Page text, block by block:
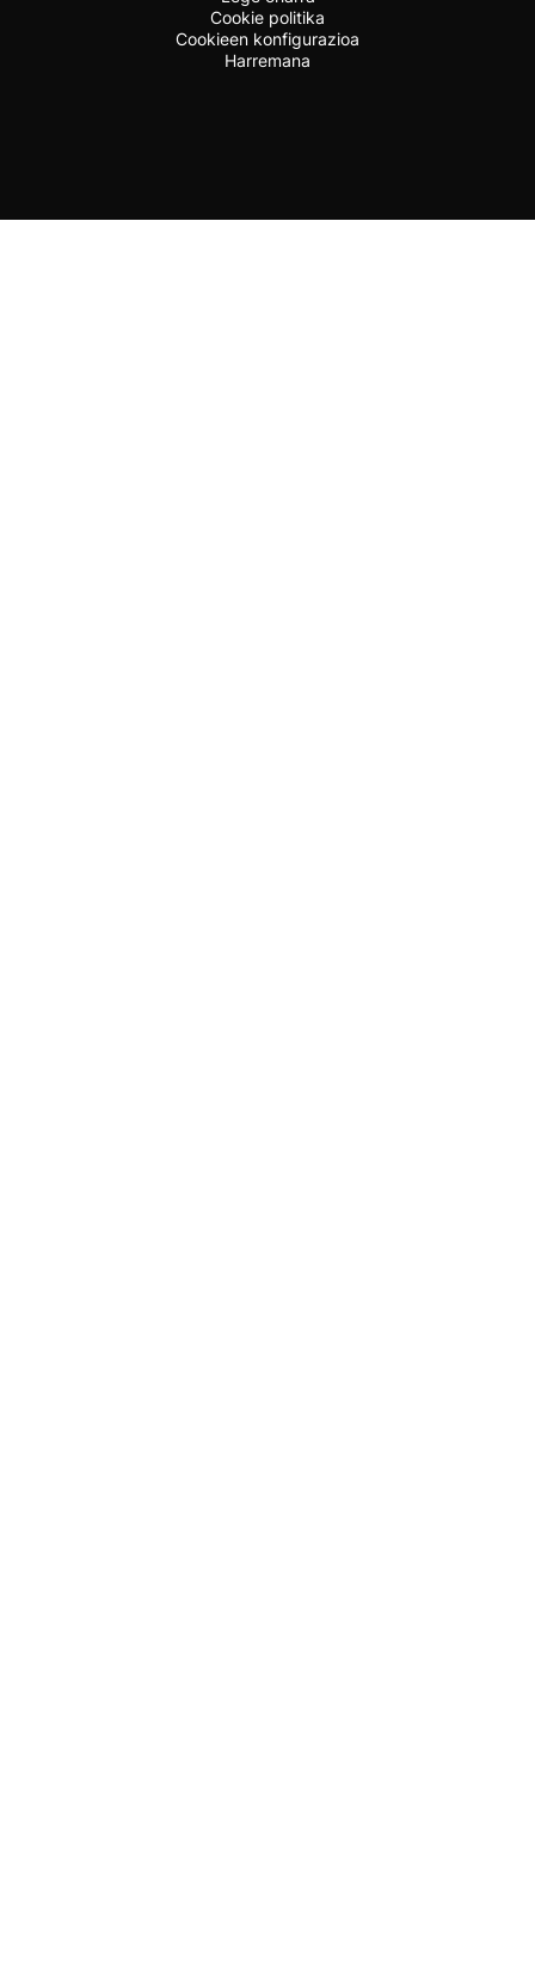
Cookie politika
Cookieen konfigurazioa
Harremana